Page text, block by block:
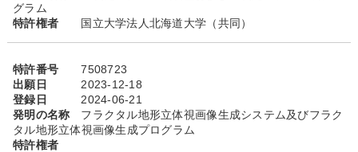
グラム
特許権者
国立大学法人北海道大学（共同）
特許番号
7508723
出願日
2023-12-18
登録日
2024-06-21
発明の名称
フラクタル地形立体視画像生成システム及びフラク
タル地形立体視画像生成プログラム
特許権者